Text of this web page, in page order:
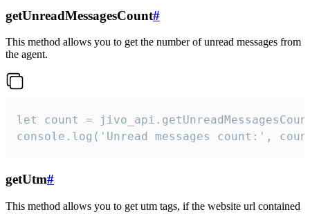
getUnreadMessagesCount#
This method allows you to get the number of unread messages from
the agent.
let count =
console.log('Unread messages count:',
getUtm#
This method allows you to get utm tags, if the website url contained